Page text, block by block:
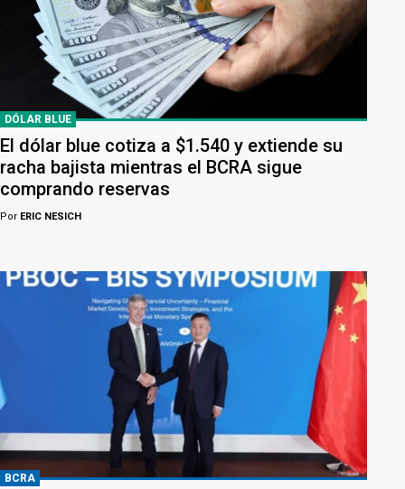
DÓLAR BLUE
El dólar blue cotiza a $1.540 y extiende su
racha bajista mientras el BCRA sigue
comprando reservas
Por ERIC NESICH
BCRA